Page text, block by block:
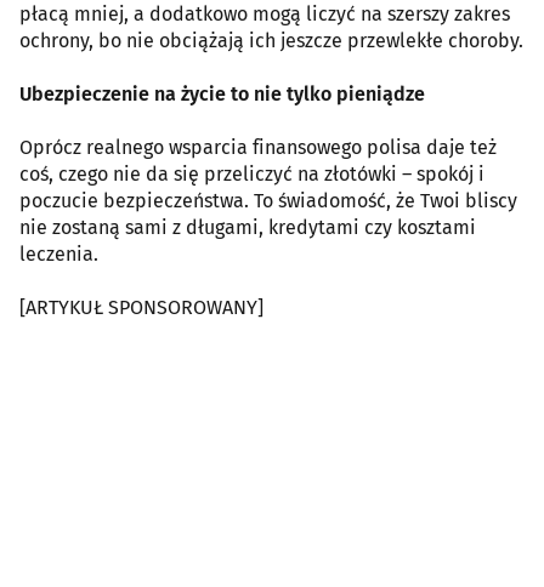
płacą mniej, a dodatkowo mogą liczyć na szerszy zakres
ochrony, bo nie obciążają ich jeszcze przewlekłe choroby.
Ubezpieczenie na życie to nie tylko pieniądze
Oprócz realnego wsparcia finansowego polisa daje też
coś, czego nie da się przeliczyć na złotówki – spokój i
poczucie bezpieczeństwa. To świadomość, że Twoi bliscy
nie zostaną sami z długami, kredytami czy kosztami
leczenia.
[ARTYKUŁ SPONSOROWANY]